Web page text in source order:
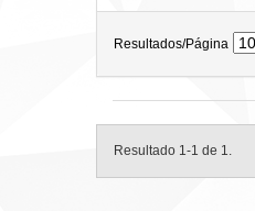
Resultados/Página
Resultado 1-1 de 1.